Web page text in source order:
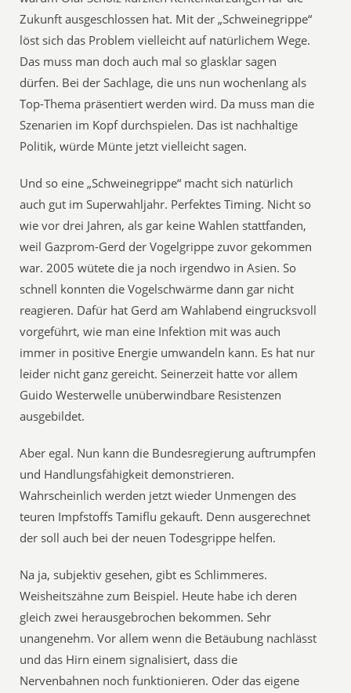
Zukunft ausgeschlossen hat. Mit der „Schweinegrippe“
löst sich das Problem vielleicht auf natürlichem Wege.
Das muss man doch auch mal so glasklar sagen
dürfen. Bei der Sachlage, die uns nun wochenlang als
Top-Thema präsentiert werden wird. Da muss man die
Szenarien im Kopf durchspielen. Das ist nachhaltige
Politik, würde Münte jetzt vielleicht sagen.
Und so eine „Schweinegrippe“ macht sich natürlich
auch gut im Superwahljahr. Perfektes Timing. Nicht so
wie vor drei Jahren, als gar keine Wahlen stattfanden,
weil Gazprom-Gerd der Vogelgrippe zuvor gekommen
war. 2005 wütete die ja noch irgendwo in Asien. So
schnell konnten die Vogelschwärme dann gar nicht
reagieren. Dafür hat Gerd am Wahlabend eingrucksvoll
vorgeführt, wie man eine Infektion mit was auch
immer in positive Energie umwandeln kann. Es hat nur
leider nicht ganz gereicht. Seinerzeit hatte vor allem
Guido Westerwelle unüberwindbare Resistenzen
ausgebildet.
Aber egal. Nun kann die Bundesregierung auftrumpfen
und Handlungsfähigkeit demonstrieren.
Wahrscheinlich werden jetzt wieder Unmengen des
teuren Impfstoffs Tamiflu gekauft. Denn ausgerechnet
der soll auch bei der neuen Todesgrippe helfen.
Na ja, subjektiv gesehen, gibt es Schlimmeres.
Weisheitszähne zum Beispiel. Heute habe ich deren
gleich zwei herausgebrochen bekommen. Sehr
unangenehm. Vor allem wenn die Betäubung nachlässt
und das Hirn einem signalisiert, dass die
Nervenbahnen noch funktionieren. Oder das eigene